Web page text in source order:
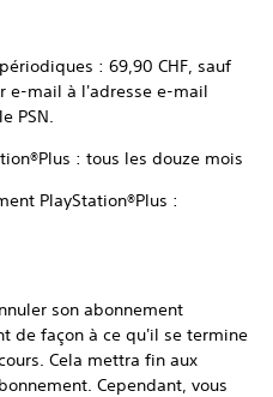
: 69,90 CHF, sauf
e-mail à l'adresse e-mail
PSN.
: tous les douze mois
:
son abonnement
de façon à ce qu'il se termine
Cela mettra fin aux
Cependant, vous